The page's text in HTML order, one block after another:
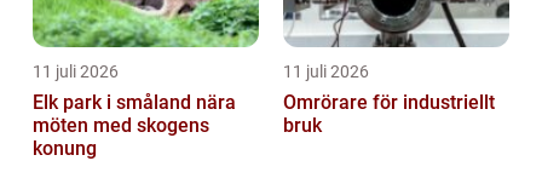
11 juli 2026
Elk park i småland nära
möten med skogens
konung
11 juli 2026
Omrörare för industriellt
bruk